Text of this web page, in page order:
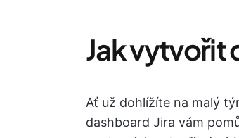
Jak vytvořit
Ať už dohlížíte na malý
dashboard Jira vám